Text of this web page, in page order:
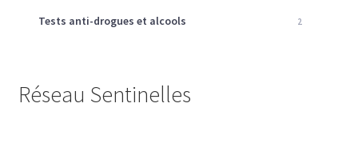
Tests anti-drogues et alcools 2
Réseau Sentinelles